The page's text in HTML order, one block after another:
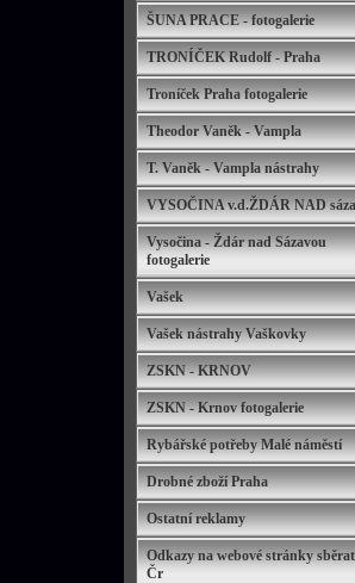
ŠUNA PRACE - fotogalerie
TRONÍČEK Rudolf - Praha
Troníček Praha fotogalerie
Theodor Vaněk - Vampla
T. Vaněk - Vampla nástrahy
VYSOČINA v.d.ŽDÁR NAD
Vysočina - Ždár nad Sázavou
fotogalerie
Vašek
Vašek nástrahy Vaškovky
ZSKN - KRNOV
ZSKN - Krnov fotogalerie
Rybářské potřeby Malé náměstí
Drobné zboží Praha
Ostatní reklamy
Odkazy na webové stránky
Čr